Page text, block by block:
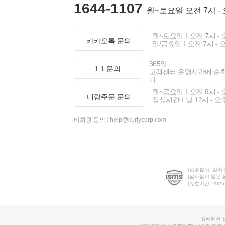
1644-1107 월~토요일 오전 7시 -
카카오톡 문의
월~토요일
오전 7시 -
일/공휴일
오전 7시 -
1:1 문의
365일
고객센터 운영시간에 순
다.
대량주문 문의
월~금요일
오전 9시 -
점심시간
낮 12시 - 오
비회원 문의 : help@kurlycorp.com
[인증범위] 컬리
(심사받지 않은
[유효기간]
컬리에서